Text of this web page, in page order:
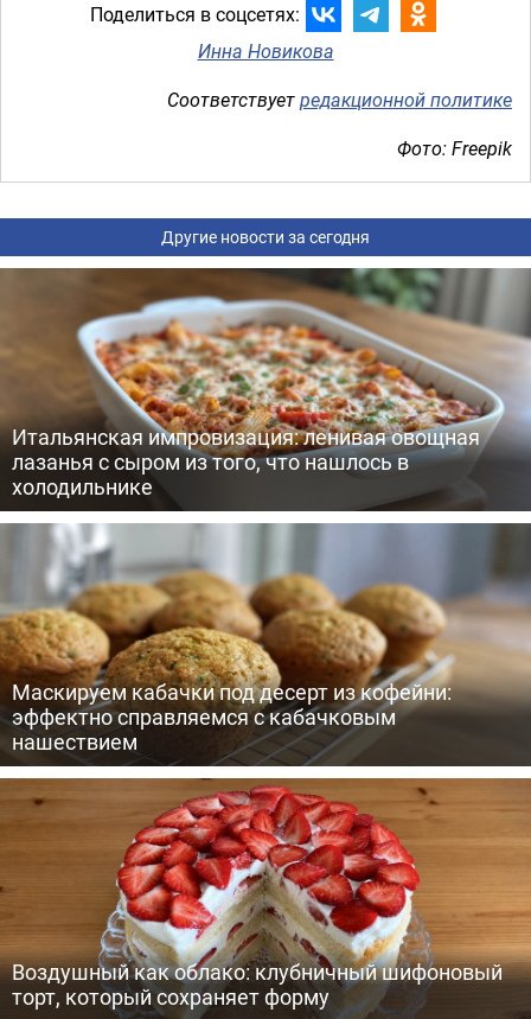
Поделиться в соцсетях:
Инна Новикова
Соответствуетредакционной политике
Фото: Freepik
Другие новости за сегодня
Итальянская импровизация: ленивая овощная
лазанья с сыром из того, что нашлось в
холодильнике
Маскируем кабачки под десерт из кофейни:
эффектно справляемся с кабачковым
нашествием
Воздушный как облако: клубничный шифоновый
торт, который сохраняет форму